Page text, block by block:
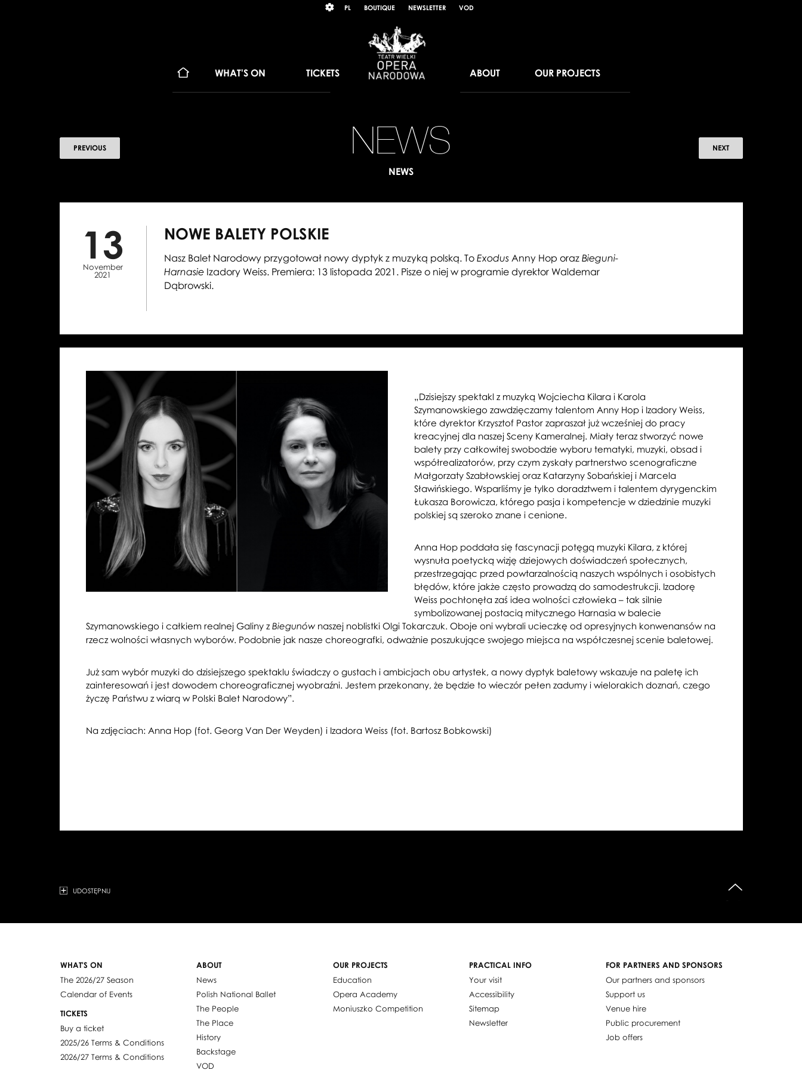
język
PL BOUTIQUE NEWSLETTER VOD
WHAT'S ON TICKETS ABOUT OUR PROJECTS
NEWS
PREVIOUS NEXT
NEWS
13
November
2021
NOWE BALETY POLSKIE
Nasz Balet Narodowy przygotował nowy dyptyk z muzyką polską. ToExodus Anny Hop orazBieguni-
Harnasie Izadory Weiss. Premiera: 13 listopada 2021. Pisze o niej w programie dyrektor Waldemar
Dąbrowski.
„Dzisiejszy spektakl z muzyką Wojciecha Kilara i Karola
Szymanowskiego zawdzięczamy talentom Anny Hop i Izadory Weiss,
które dyrektor Krzysztof Pastor zapraszał już wcześniej do pracy
kreacyjnej dla naszej Sceny Kameralnej. Miały teraz stworzyć nowe
balety przy całkowitej swobodzie wyboru tematyki, muzyki, obsad i
współrealizatorów, przy czym zyskały partnerstwo scenograficzne
Małgorzaty Szabłowskiej oraz Katarzyny Sobańskiej i Marcela
Sławińskiego. Wsparliśmy je tylko doradztwem i talentem dyrygenckim
Łukasza Borowicza, którego pasja i kompetencje w dziedzinie muzyki
polskiej są szeroko znane i cenione.
Anna Hop poddała się fascynacji potęgą muzyki Kilara, z której
wysnuła poetycką wizję dziejowych doświadczeń społecznych,
przestrzegając przed powtarzalnością naszych wspólnych i osobistych
błędów, które jakże często prowadzą do samodestrukcji. Izadorę
Weiss pochłonęła zaś idea wolności człowieka – tak silnie
symbolizowanej postacią mitycznego Harnasia w balecie
Szymanowskiego i całkiem realnej Galiny z Biegunównaszej noblistki Olgi Tokarczuk. Oboje oni wybrali ucieczkę od opresyjnych konwenansów na
rzecz wolności własnych wyborów. Podobnie jak nasze choreografki, odważnie poszukujące swojego miejsca na współczesnej scenie baletowej.
Już sam wybór muzyki do dzisiejszego spektaklu świadczy o gustach i ambicjach obu artystek, a nowy dyptyk baletowy wskazuje na paletę ich
zainteresowań i jest dowodem choreograficznej wyobraźni. Jestem przekonany, że będzie to wieczór pełen zadumy i wielorakich doznań, czego
życzę Państwu z wiarą w Polski Balet Narodowy”.
Na zdjęciach: Anna Hop (fot. Georg Van Der Weyden) i Izadora Weiss (fot. Bartosz Bobkowski)
UDOSTĘPNIJ
WHAT'S ON
The 2026/27 Season
Calendar of Events
TICKETS
Buy a ticket
2025/26 Terms & Conditions
2026/27 Terms & Conditions
ABOUT
News
Polish National Ballet
The People
The Place
History
Backstage
VOD
OUR PROJECTS
Education
Opera Academy
Moniuszko Competition
PRACTICAL INFO
Your visit
Accessibility
Sitemap
Newsletter
FOR PARTNERS AND SPONSORS
Our partners and sponsors
Support us
Venue hire
Public procurement
Job offers